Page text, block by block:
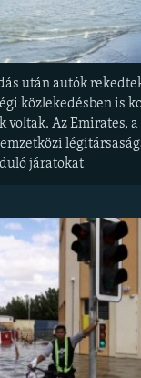
után autók
közlekedésben is
voltak. Az Emirates,
járatokat